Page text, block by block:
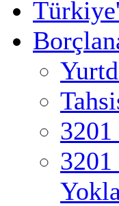
3201
3201